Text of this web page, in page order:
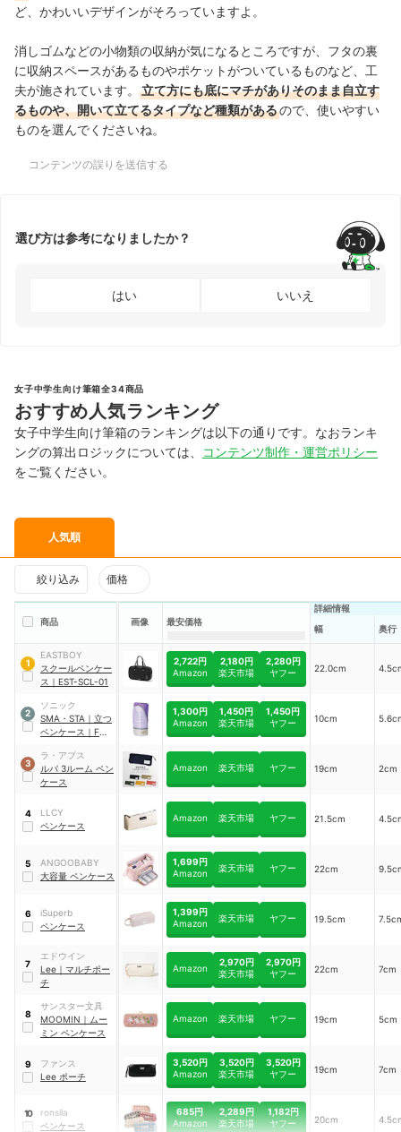
ど、かわいいデザインがそろっていますよ。
消しゴムなどの小物類の収納が気になるところですが、フタの裏
に収納スペースがあるものやポケットがついているものなど、工
夫が施されています。
立て方にも底にマチがありそのまま自立す
るものや、開いて立てるタイプなど種類があるので、使いやすい
ものを選んでくださいね。
コンテンツの誤りを送信する
選び方は参考になりましたか？
はい いいえ
女子中学生向け筆箱全34商品
おすすめ人気ランキング
女子中学生向け筆箱のランキングは以下の通りです。なおランキ
ングの算出ロジックについては、
コンテンツ制作・運営ポリシー
をご覧ください。
人気順
絞り込み 価格
商品 画像 最安価格
詳細情報
幅
奥行
1
EASTBOY
スクールペンケー
ス ｜ EST-SCL-01
2,722円
Amazon
2,180円
楽天市場
2,280円
ヤフー
22.0cm
2
ソニック
SMA・STA ｜ 立つ
ペンケース ｜ FD-
1,300円
Amazon
1,450円
楽天市場
1,450円
ヤフー
10cm
3
ラ・アプス
ルパ 3ルーム ペン
ケース
Amazon 楽天市場 ヤフー 19cm 2cm
4
LLCY
ペンケース
Amazon 楽天市場 ヤフー 21.5cm
5
ANGOOBABY
大容量 ペンケース
1,699円
Amazon
楽天市場 ヤフー 22cm
6
iSuperb
ペンケース
1,399円
Amazon
楽天市場 ヤフー 19.5cm
7
エドウイン
Lee ｜ マルチポー
チ
Amazon
2,970円
楽天市場
2,970円
ヤフー
22cm 7cm
8
サンスター文具
MOOMIN ｜ ムー
ミン ペンケース
Amazon 楽天市場 ヤフー 19cm 5cm
9
ファンス
Lee ポーチ
3,520円
Amazon
3,520円
楽天市場
3,520円
ヤフー
19cm 7cm
10
ronsila
ペンケース
685円
Amazon
2,289円
楽天市場
1,182円
ヤフー
20cm